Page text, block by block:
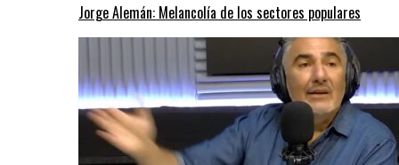
Jorge Alemán: Melancolía de los sectores populares